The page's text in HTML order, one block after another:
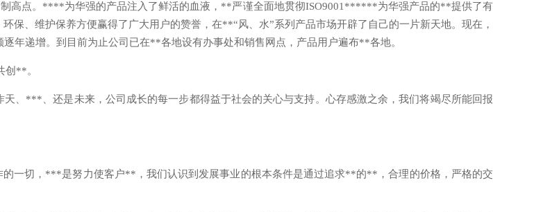
点。****为华强的产品注入了鲜活的血液，**严谨全面地贯彻ISO9001******为华强产品的**提供了有
保、维护保养方便赢得了广大用户的赞誉，在**“风、水”系列产品市场开辟了自己的一片新天地。现在，
年递增。到目前为止公司已在**各地设有办事处和销售网点，产品用户遍布**各地。
**。
***、还是未来，公司成长的每一步都得益于社会的关心与支持。心存感激之余，我们将竭尽所能回报
一切，***是努力使客户**，我们认识到发展事业的根本条件是通过追求**的**，合理的价格，严格的交